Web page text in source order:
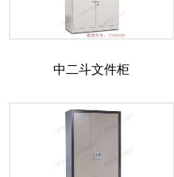
中二斗文件柜